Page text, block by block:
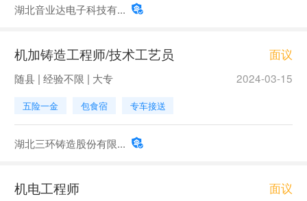
湖北音业达电子科技有...
机加铸造工程师/技术工艺员 面议
随县 | 经验不限 | 大专 2024-03-15
五险一金 包食宿 专车接送
湖北三环铸造股份有限...
机电工程师 面议